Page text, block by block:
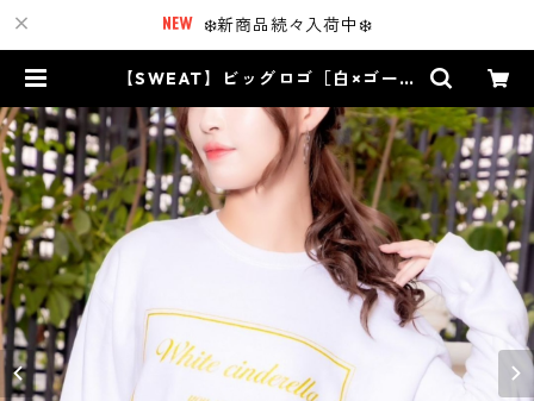
❄️新商品続々入荷中❄️
【SWEAT】ビッグロゴ［白×ゴール